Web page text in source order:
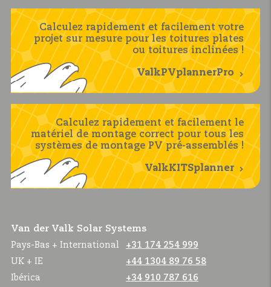
Calculez rapidement et facilement votre
projet sur mesure pour les toitures plates
ou toitures inclinées !
ValkPVplannerPro
Calculez rapidement et facilement le
matériel de montage correct pour tous les
systèmes de montage PV pré-assemblés !
ValkKITSplanner
Van der Valk Solar Systems
Pays-Bas + International
+31 174 254 999
UK + IE
+44 1304 89 76 58
Ibérica
+34 910 787 616